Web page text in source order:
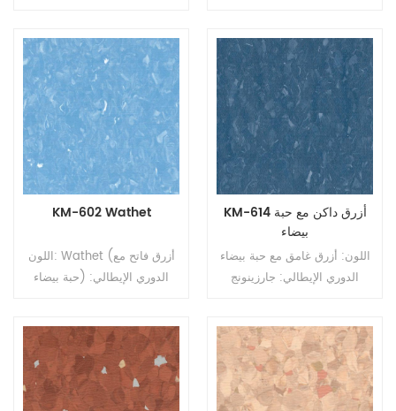
2.0mm (T) * 2.0m (W) *
20m (L). السطح: طلاء PUR
(T) * 2.0m (W) * 20m (L).
السطح: طلاء PUR
KM-602 Wathet
اللون: Wathet (أزرق فاتح مع
حبة بيضاء) الدوري الإيطالي:
2.0mm (T) * 2.0m (W) *
20m (L). السطح: طلاء PUR
KM-614 أزرق داكن مع حبة
بيضاء
اللون: أزرق غامق مع حبة بيضاء
الدوري الإيطالي: جارزينونج
(T) * 2.0m (W) * 20m (L).
السطح: طلاء PUR